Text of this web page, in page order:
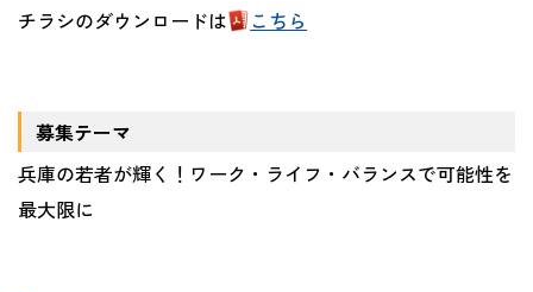
チラシのダウンロードは こちら
募集テーマ
兵庫の若者が輝く！ワーク・ライフ・バランスで可能性を
最大限に